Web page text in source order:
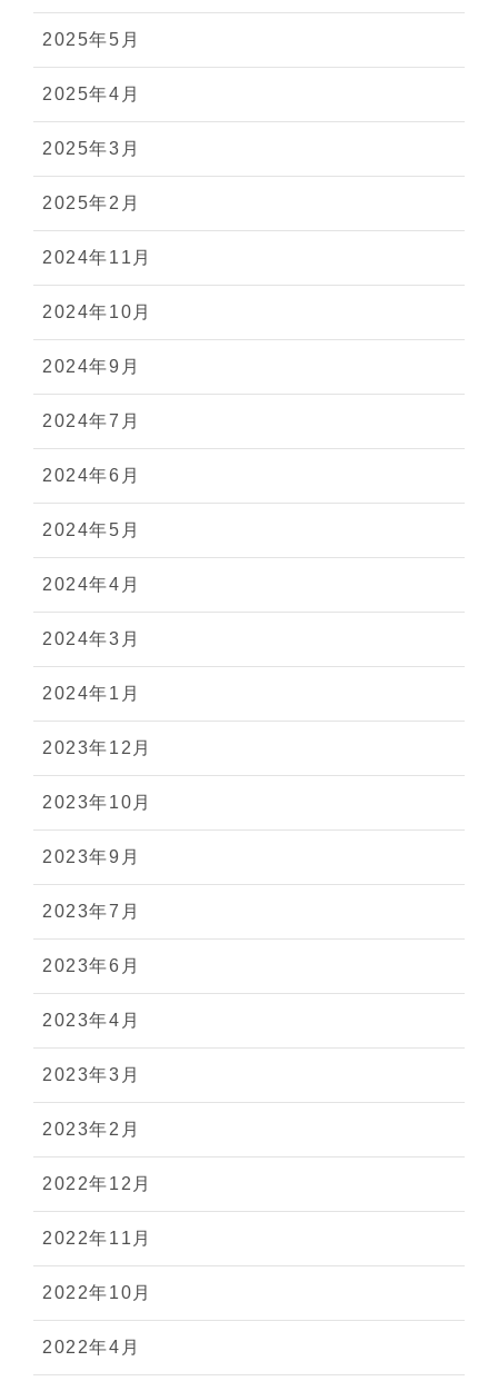
2025年5月
2025年4月
2025年3月
2025年2月
2024年11月
2024年10月
2024年9月
2024年7月
2024年6月
2024年5月
2024年4月
2024年3月
2024年1月
2023年12月
2023年10月
2023年9月
2023年7月
2023年6月
2023年4月
2023年3月
2023年2月
2022年12月
2022年11月
2022年10月
2022年4月